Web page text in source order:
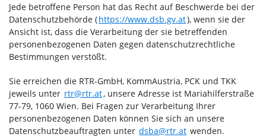
Jede betroffene Person hat das Recht auf Beschwerde bei der
Datenschutzbehörde (https://www.dsb.gv.at), wenn sie der
Ansicht ist, dass die Verarbeitung der sie betreffenden
personenbezogenen Daten gegen datenschutzrechtliche
Bestimmungen verstößt.
Sie erreichen die RTR-GmbH, KommAustria, PCK und TKK
jeweils unter rtr@rtr.at, unsere Adresse ist Mariahilferstraße
77-79, 1060 Wien. Bei Fragen zur Verarbeitung Ihrer
personenbezogenen Daten können Sie sich an unsere
Datenschutzbeauftragten unter dsba@rtr.at wenden.